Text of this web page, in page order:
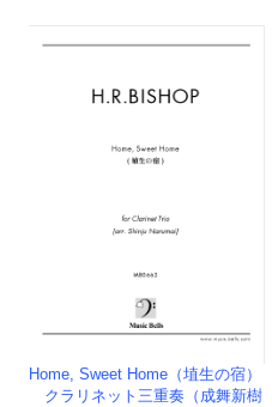
Home, Sweet Home（埴生の宿）
クラリネット三重奏（成舞新樹